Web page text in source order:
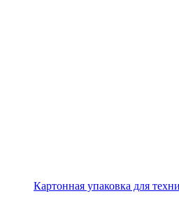
Картонная упаковка для